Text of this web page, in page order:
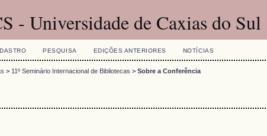
- Universidade de Caxias do Sul
PESQUISA EDIÇÕES ANTERIORES NOTÍCIAS
> 11º Seminário Internacional de Bibliotecas >Sobre a Conferência